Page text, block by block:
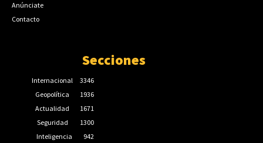
Anúnciate
Contacto
Secciones
Internacional
3346
Geopolítica
1936
Actualidad
1671
Seguridad
1300
Inteligencia
942